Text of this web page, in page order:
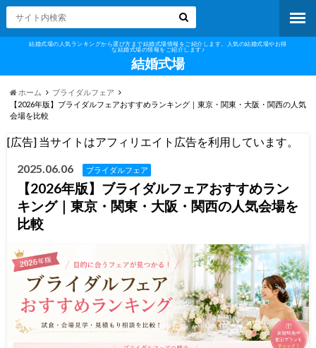
結婚式場の人気ランキングから選び方まで結婚式場情報をご紹介します。人気の結婚式場やお得
な結婚式場の情報をご紹介します♪
結婚式場
ホーム
ブライダルフェア
【2026年版】ブライダルフェアおすすめランキング｜東京・関東・大阪・関西の人気
会場を比較
[広告] 当サイトはアフィリエイト広告を利用しています。
2025.06.06 ブライダルフェア
【2026年版】ブライダルフェアおすすめラン
キング｜東京・関東・大阪・関西の人気会場を
比較